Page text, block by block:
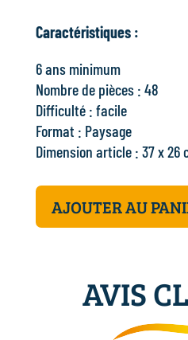
Caractéristiques :
6 ans minimum
Nombre de pièces : 48
Difficulté : facile
Format : Paysage
Dimension article : 37 x 26
AJOUTER AU
AVIS